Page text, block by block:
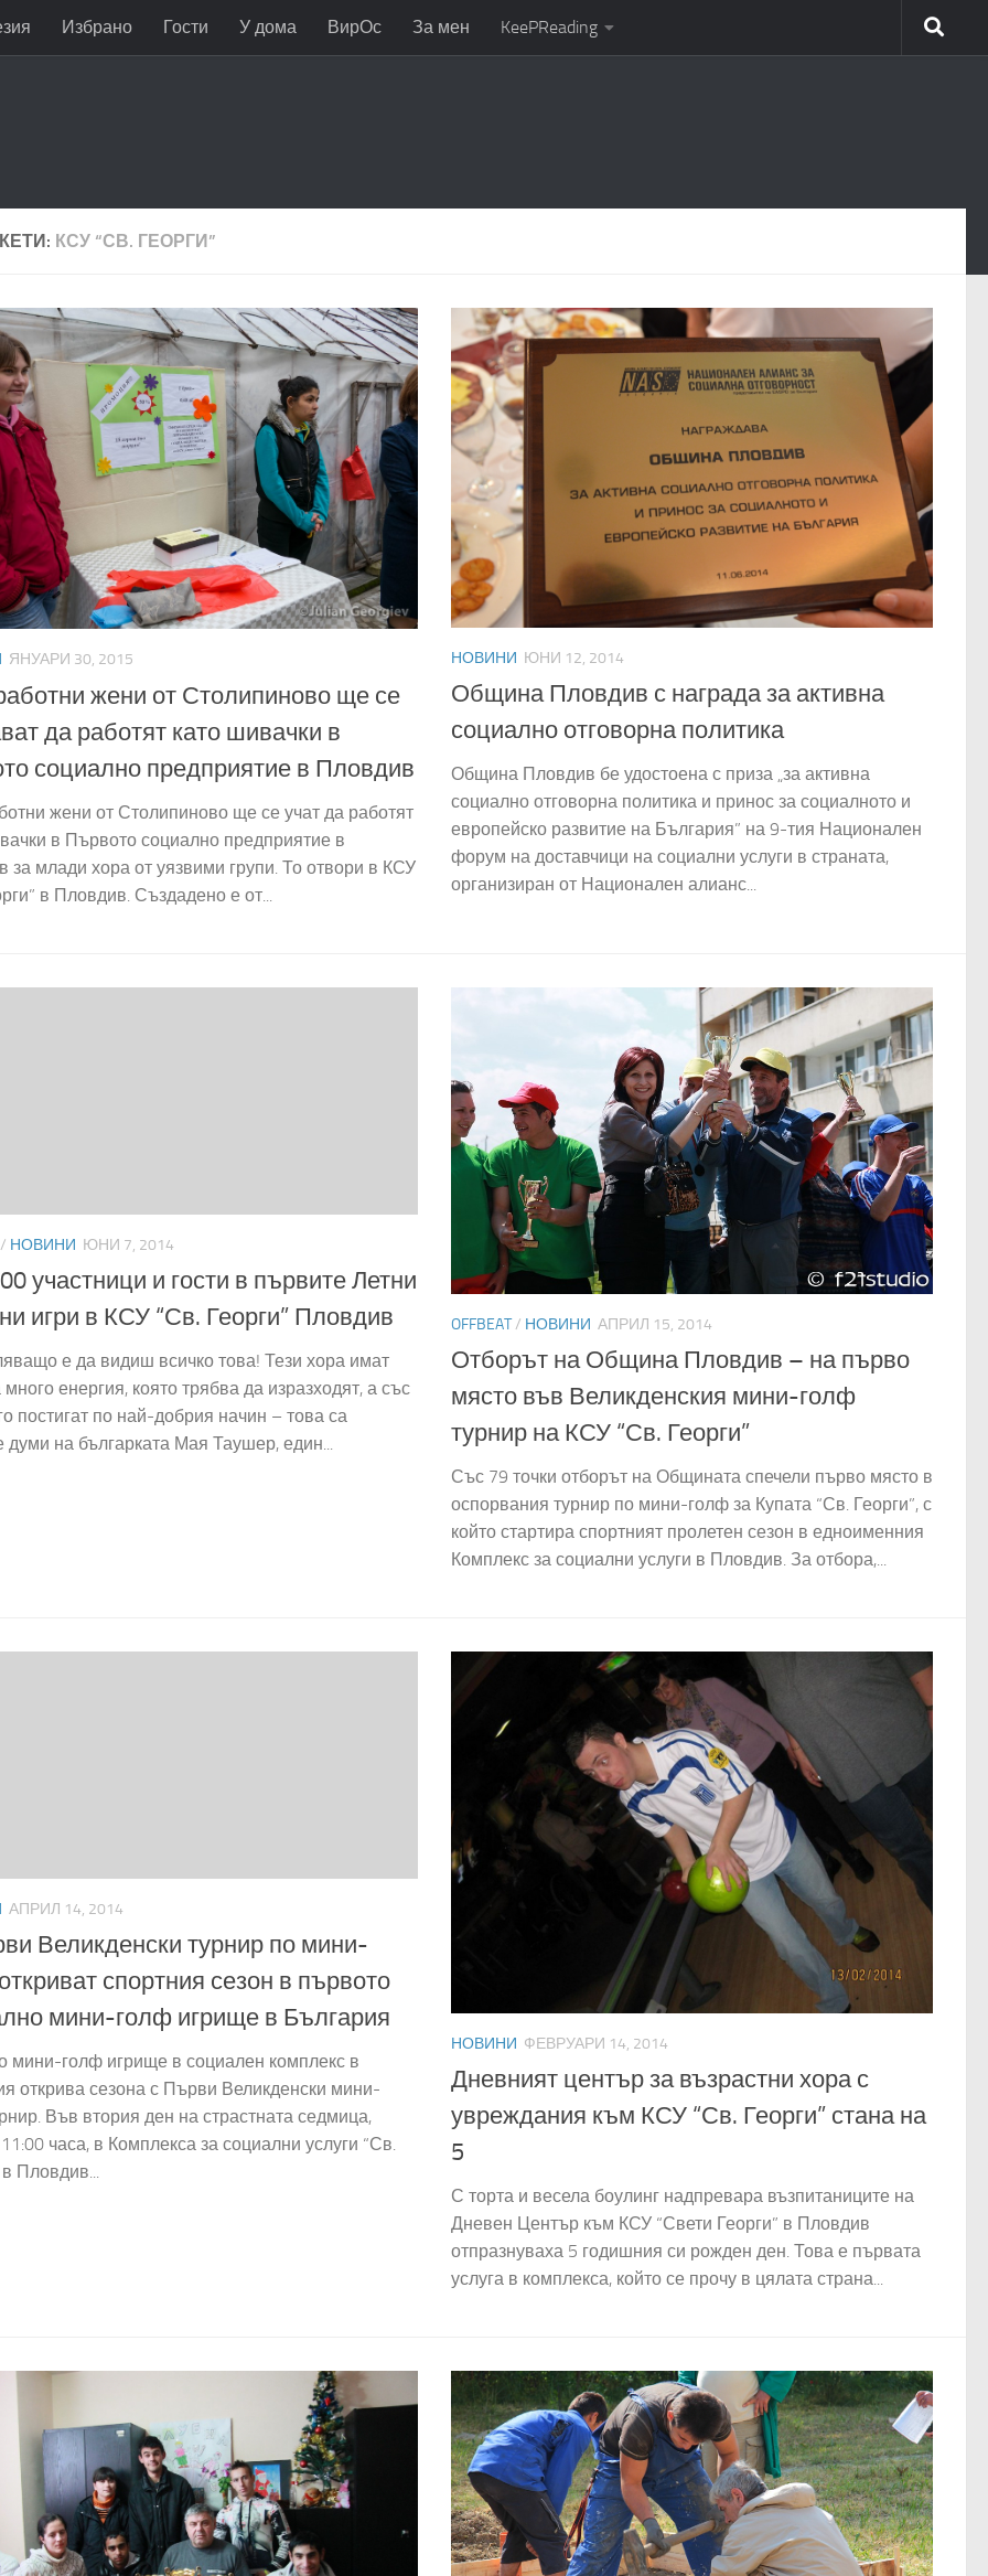
Избрано Гости У дома ВирОс За мен KeePReading
КСУ “СВ. ГЕОРГИ”
ЯНУАРИ 30, 2015
жени от Столипиново ще се
да работят като шивачки в
социално предприятие в Пловдив
жени от Столипиново ще се учат да работят
в Първото социално предприятие в
за млади хора от уязвими групи. То отвори в КСУ
в Пловдив. Създадено е от...
НОВИНИ ЮНИ 12, 2014
Община Пловдив с награда за активна
социално отговорна политика
Община Пловдив бе удостоена с приза „за активна
социално отговорна политика и принос за социалното и
европейско развитие на България” на 9-тия Национален
форум на доставчици на социални услуги в страната,
организиран от Национален алианс...
НОВИНИ ЮНИ 7, 2014
участници и гости в първите Летни
игри в КСУ “Св. Георги” Пловдив
е да видиш всичко това! Тези хора имат
много енергия, която трябва да изразходят, а със
постигат по най-добрия начин – това са
думи на българката Мая Таушер, един...
OFFBEAT/ НОВИНИ АПРИЛ 15, 2014
Отборът на Община Пловдив – на първо
място във Великденския мини-голф
турнир на КСУ “Св. Георги”
Със 79 точки отборът на Общината спечели първо място в
оспорвания турнир по мини-голф за Купата “Св. Георги”, с
който стартира спортният пролетен сезон в едноименния
Комплекс за социални услуги в Пловдив. За отбора,...
АПРИЛ 14, 2014
Великденски турнир по мини-
спортния сезон в първото
мини-голф игрище в България
мини-голф игрище в социален комплекс в
открива сезона с Първи Великденски мини-
Във втория ден на страстната седмица,
часа, в Комплекса за социални услуги “Св.
в Пловдив...
НОВИНИ ФЕВРУАРИ 14, 2014
Дневният център за възрастни хора с
увреждания към КСУ “Св. Георги” стана на
5
С торта и весела боулинг надпревара възпитаниците на
Дневен Център към КСУ “Свети Георги” в Пловдив
отпразнуваха 5 годишния си рожден ден. Това е първата
услуга в комплекса, който се прочу в цялата страна...